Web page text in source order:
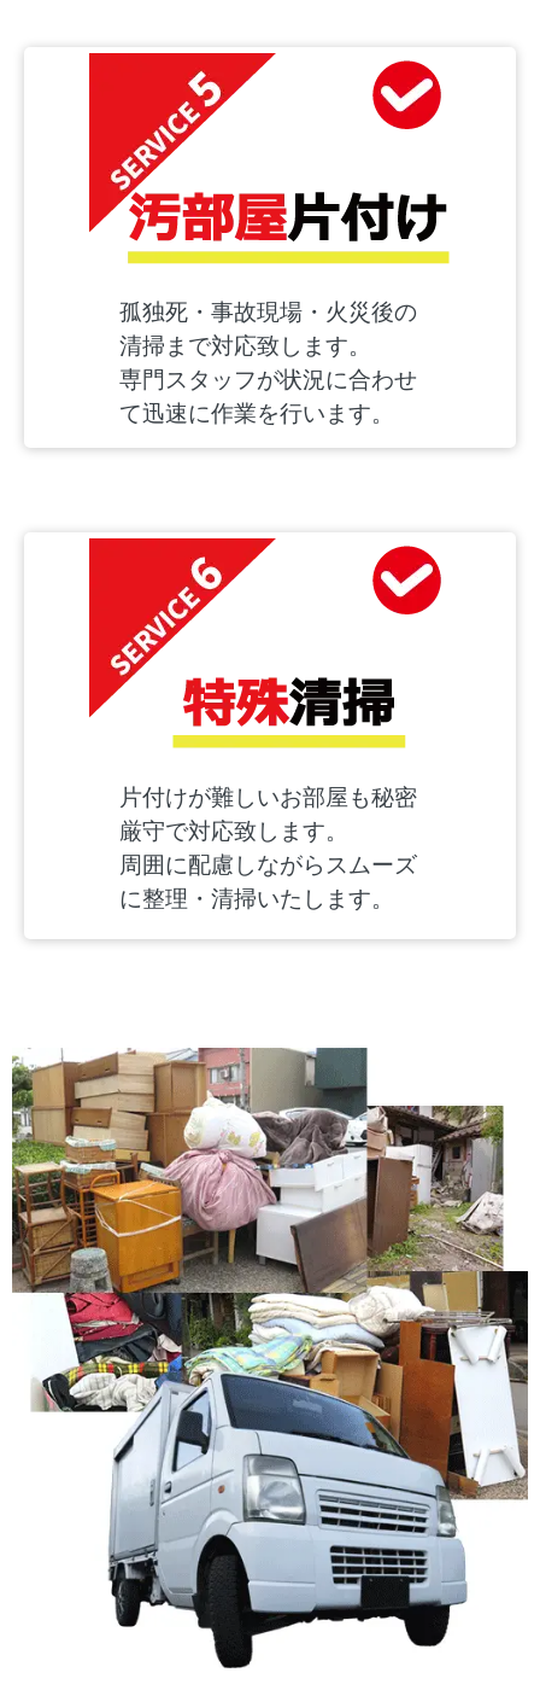
孤独死・事故現場・火災後の
清掃まで対応致します。
専門スタッフが状況に合わせ
て迅速に作業を行います。
片付けが難しいお部屋も秘密
厳守で対応致します。
周囲に配慮しながらスムーズ
に整理・清掃いたします。